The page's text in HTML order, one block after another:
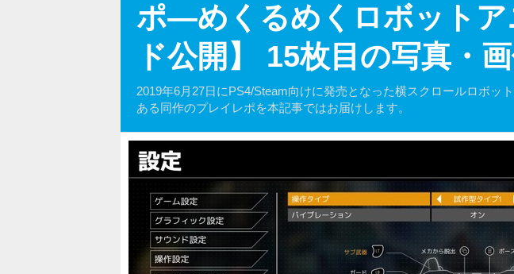
ポ―めくるめくロボットア
ド公開】 15枚目の写真・
2019年6月27日にPS4/Steam向けに発売となった横スクロールロボ
ある同作のプレイレポを本記事ではお届けします。